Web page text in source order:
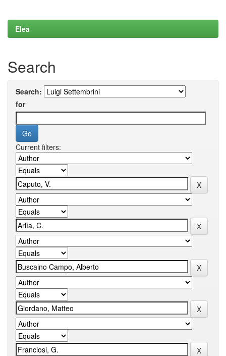
Elea
Search
Search:
for
Current filters: